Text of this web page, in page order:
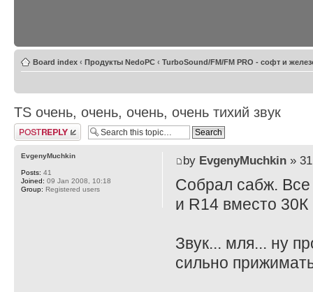
Board index ‹ Продукты NedoPC ‹ TurboSound/FM/FM PRO - софт и
TS очень, очень, очень, очень тихий звук
Post a reply
by EvgenyMuchkin» 31
Собрал сабж.
и R14 вместо 30К
Звук... мля... ну
сильно
EvgenyMuchkin
Posts: 41
Joined: 09 Jan 2008, 10:18
Group: Registered users